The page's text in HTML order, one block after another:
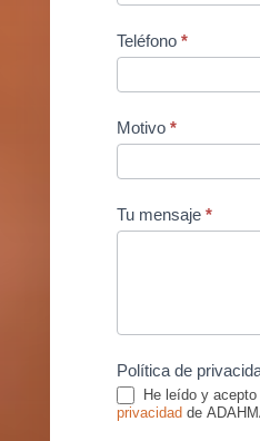
Teléfono *
Motivo *
Tu mensaje *
Política de
He leído y acepto
privacidad de